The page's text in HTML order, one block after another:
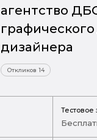
агентство
дизайнера
Откликов 14
Тестовое